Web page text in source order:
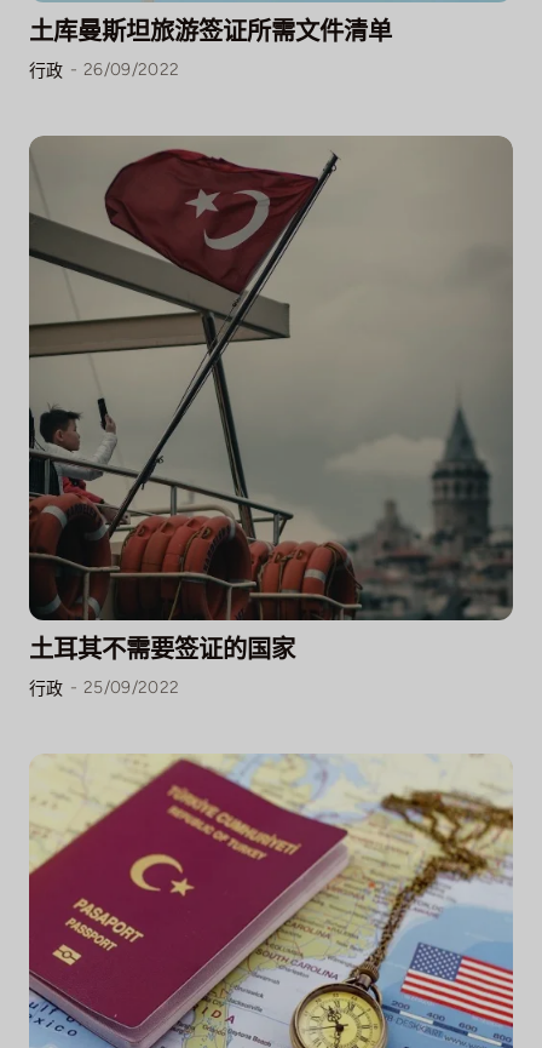
土库曼斯坦旅游签证所需文件清单
行政 - 26/09/2022
土耳其不需要签证的国家
行政 - 25/09/2022